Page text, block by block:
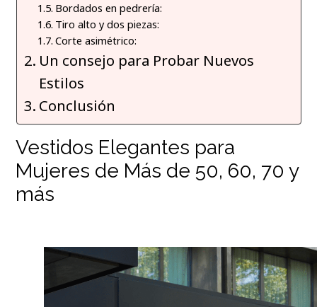
Bordados en pedrería:
Tiro alto y dos piezas:
Corte asimétrico:
Un consejo para Probar Nuevos
Estilos
Conclusión
Vestidos Elegantes para
Mujeres de Más de 50, 60, 70 y
más